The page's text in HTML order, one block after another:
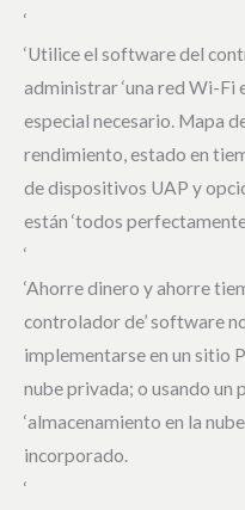
‘
‘Utilice el software del
administrar ‘una red Wi-Fi
especial necesario. Mapa
rendimiento, estado en
de dispositivos UAP y
están ‘todos
‘
‘Ahorre dinero y ahorre
controlador de’ software
implementarse en un sitio
nube privada; o usando un
‘almacenamiento en la
incorporado.
‘